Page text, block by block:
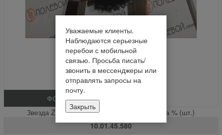
ФОТО
Звезда Z-28 t-19.05 прив. выгрузного шнека % (шт.)
10.01.45.580
Уважаемые клиенты.
Наблюдаются серьезные
перебои с мобильной
связью. Просьба писать/
звонить в мессенджеры или
отправлять запросы на
почту.
Закрыть